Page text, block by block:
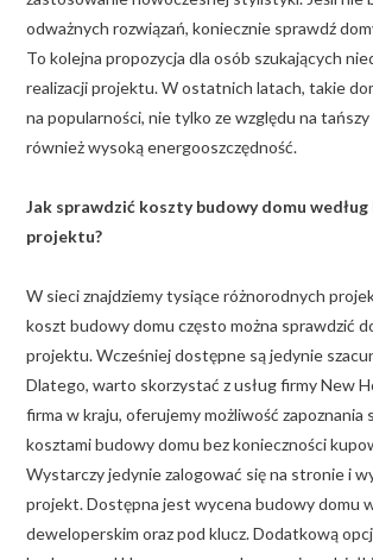
odważnych rozwiązań, koniecznie sprawdź
To kolejna propozycja dla osób szukających
realizacji projektu. W ostatnich latach, takie
na popularności, nie tylko ze względu na
również wysoką energooszczędność.
Jak sprawdzić koszty budowy domu
projektu?
W sieci znajdziemy tysiące różnorodnych
koszt budowy domu często można sprawdzić
projektu. Wcześniej dostępne są jedynie
Dlatego, warto skorzystać z usług firmy New
firma w kraju, oferujemy możliwość zapoznania
kosztami budowy domu bez konieczności
Wystarczy jedynie zalogować się na stronie i
projekt. Dostępna jest wycena budowy domu
deweloperskim oraz pod klucz. Dodatkową